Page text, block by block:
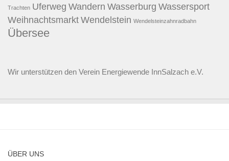
Trachten Uferweg Wandern Wasserburg Wassersport
Weihnachtsmarkt Wendelstein Wendelsteinzahnradbahn
Übersee
Wir unterstützen den Verein Energiewende InnSalzach e.V.
ÜBER UNS